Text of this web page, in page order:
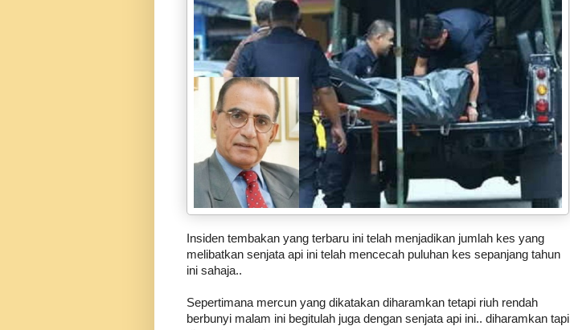
Insiden tembakan yang terbaru ini telah menjadikan jumlah kes yang
melibatkan senjata api ini telah mencecah puluhan kes sepanjang tahun
ini sahaja..
Sepertimana mercun yang dikatakan diharamkan tetapi riuh rendah
berbunyi malam ini begitulah juga dengan senjata api ini.. diharamkan tapi